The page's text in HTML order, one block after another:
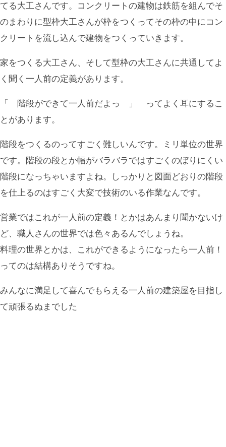
てる大工さんです。コンクリートの建物は鉄筋を組んでそ
のまわりに型枠大工さんが枠をつくってその枠の中にコン
クリートを流し込んで建物をつくっていきます。
家をつくる大工さん、そして型枠の大工さんに共通してよ
く聞く一人前の定義があります。
「 階段ができて一人前だよっ 」 ってよく耳にするこ
とがあります。
階段をつくるのってすごく難しいんです。ミリ単位の世界
です。階段の段とか幅がバラバラではすごくのぼりにくい
階段になっちゃいますよね。しっかりと図面どおりの階段
を仕上るのはすごく大変で技術のいる作業なんです。
営業ではこれが一人前の定義！とかはあんまり聞かないけ
ど、職人さんの世界では色々あるんでしょうね。
料理の世界とかは、これができるようになったら一人前！
ってのは結構ありそうですね。
みんなに満足して喜んでもらえる一人前の建築屋を目指し
て頑張るぬまでした